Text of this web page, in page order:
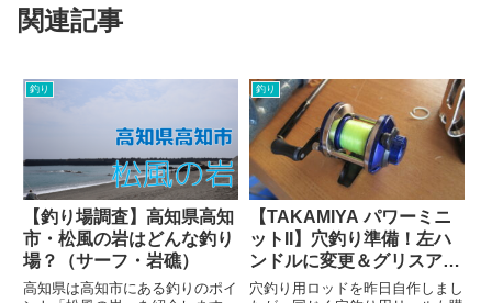
関連記事
釣り
【釣り場調査】高知県高知
市・松風の岩はどんな釣り
場？（サーフ・岩礁）
高知県は高知市にある釣りのポイ
釣り
【TAKAMIYA パワーミニ
ットII】穴釣り準備！左ハ
ンドルに変更＆グリスアッ
プ。
穴釣り用ロッドを昨日自作しまし